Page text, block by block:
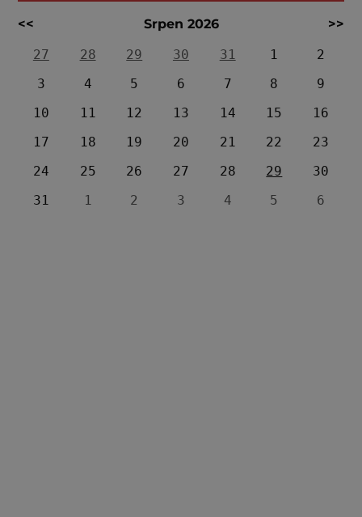
<< Srpen 2026
>>
27
28 29 30 31 1
2
3
4 5 6 7 8
9
10
11 12 13 14 15
16
17
18 19 20 21 22
23
24
25 26 27 28 29
30
31
1 2 3 4 5 6